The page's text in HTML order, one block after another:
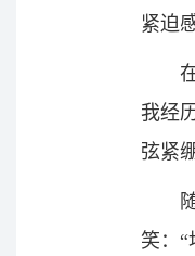
紧迫
我经
弦紧
笑：